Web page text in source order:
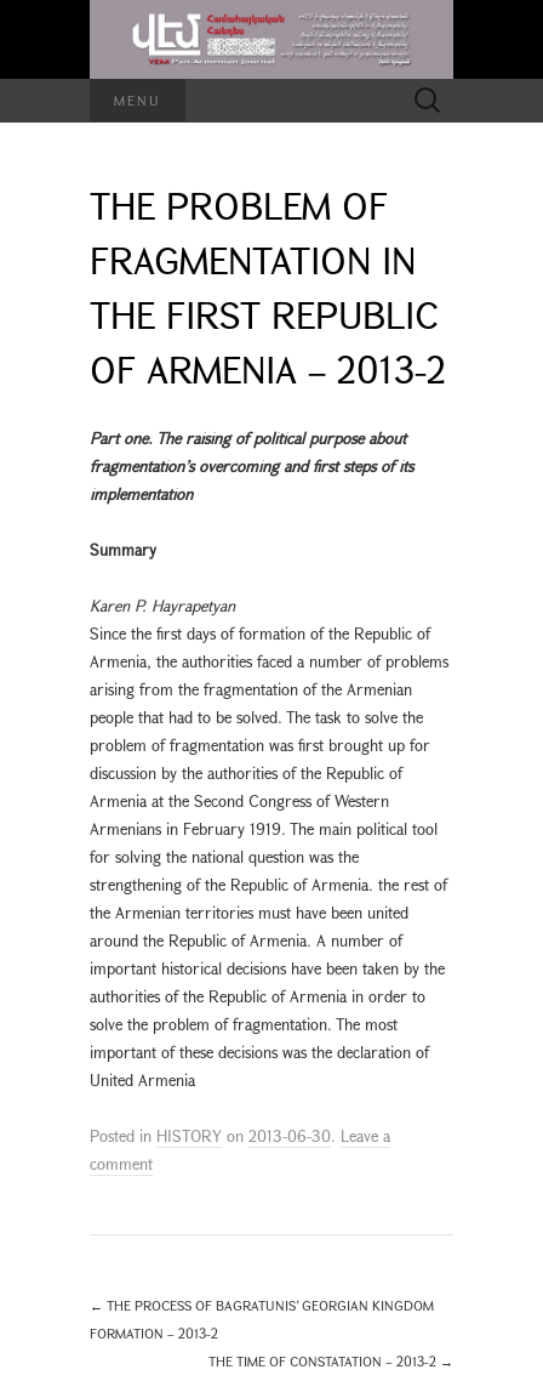
MENU
Search
for:
THE PROBLEM OF
FRAGMENTATION IN
THE FIRST REPUBLIC
OF ARMENIA – 2013-2
Part one. The raising of political purpose about
fragmentation’s overcoming and first steps of its
implementation
Summary
Karen P. Hayrapetyan
Since the first days of formation of the Republic of
Armenia, the authorities faced a number of problems
arising from the fragmentation of the Armenian
people that had to be solved. The task to solve the
problem of fragmentation was first brought up for
discussion by the authorities of the Republic of
Armenia at the Second Congress of Western
Armenians in February 1919. The main political tool
for solving the national question was the
strengthening of the Republic of Armenia. the rest of
the Armenian territories must have been united
around the Republic of Armenia. A number of
important historical decisions have been taken by the
authorities of the Republic of Armenia in order to
solve the problem of fragmentation. The most
important of these decisions was the declaration of
United Armenia
Posted in HISTORY on 2013-06-30. Leave a
comment
← THE PROCESS OF BAGRATUNIS’ GEORGIAN KINGDOM
FORMATION – 2013-2
THE TIME OF CONSTATATION – 2013-2 →